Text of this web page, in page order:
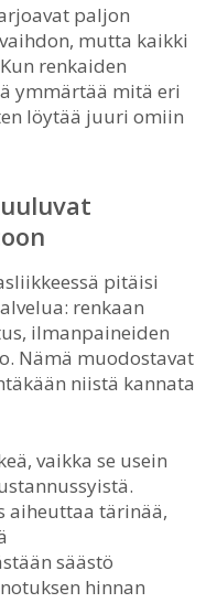
paljon
mutta kaikki
Kun renkaiden
ymmärtää mitä eri
löytää juuri omiin
pitäisi
renkaan
ilmanpaineiden
Nämä muodostavat
niistä kannata
vaikka se usein
aiheuttaa tärinää,
säästö
hinnan